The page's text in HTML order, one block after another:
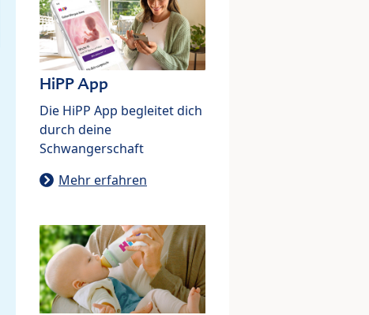
HiPP App
Die HiPP App begleitet dich
durch deine
Schwangerschaft
Mehr erfahren